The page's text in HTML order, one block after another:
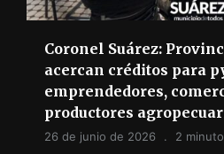
Coronel Suárez:
acercan créditos para
emprendedores,
productores
26 de junio de 2026 2